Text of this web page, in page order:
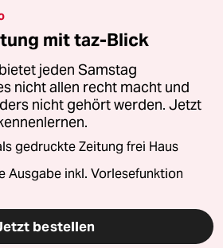
mit taz-Blick
jeden Samstag
nicht allen recht macht und
nicht gehört werden. Jetzt
gedruckte Zeitung frei Haus
Ausgabe inkl. Vorlesefunktion
bestellen